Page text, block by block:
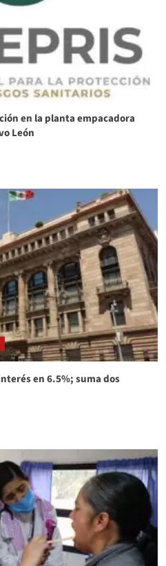
en la planta empacadora
León
en 6.5%; suma dos